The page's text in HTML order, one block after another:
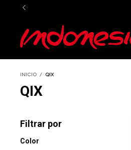
INICIO / QIX
QIX
Filtrar por
Color